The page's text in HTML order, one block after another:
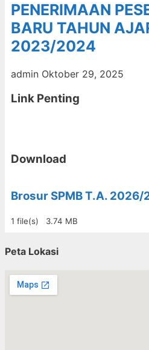
PENERIMAAN
BARU TAHUN
2023/2024
admin Oktober 29, 2025
Link Penting
Download
Brosur SPMB T.A. 2026/
1 file(s) 3.74 MB
Peta Lokasi